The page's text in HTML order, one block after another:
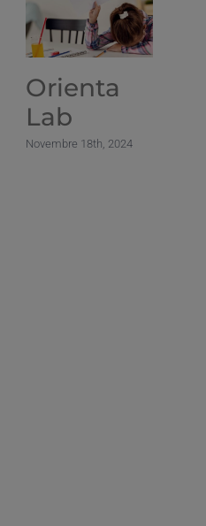
Orienta
Lab
Novembre 18th, 2024